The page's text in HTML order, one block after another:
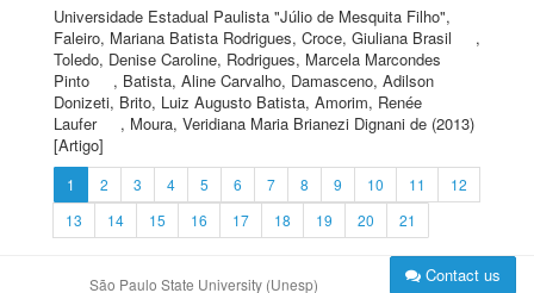
Universidade Estadual Paulista "Júlio de Mesquita Filho",
Faleiro, Mariana Batista Rodrigues, Croce, Giuliana Brasil
,
Toledo, Denise Caroline, Rodrigues, Marcela Marcondes
Pinto
, Batista, Aline Carvalho, Damasceno, Adilson
Donizeti, Brito, Luiz Augusto Batista, Amorim, Renée
Laufer
, Moura, Veridiana Maria Brianezi Dignani de (2013)
[Artigo]
1 2 3 4 5 6 7 8 9 10 11
12
13
14 15 16 17 18 19 20 21
São Paulo State University (Unesp) Contact us